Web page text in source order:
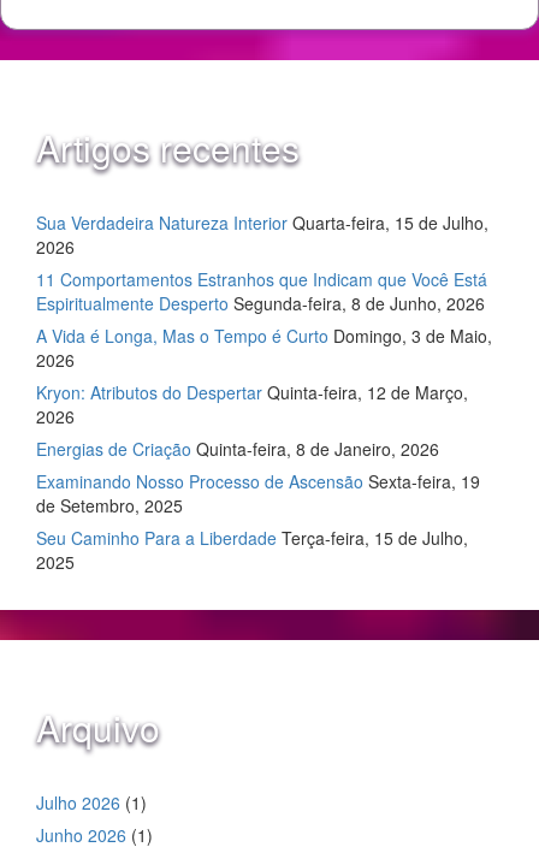
Artigos recentes
Sua Verdadeira Natureza Interior Quarta-feira, 15 de Julho,
2026
11 Comportamentos Estranhos que Indicam que Você Está
Espiritualmente Desperto Segunda-feira, 8 de Junho, 2026
A Vida é Longa, Mas o Tempo é Curto Domingo, 3 de Maio,
2026
Kryon: Atributos do Despertar Quinta-feira, 12 de Março,
2026
Energias de Criação Quinta-feira, 8 de Janeiro, 2026
Examinando Nosso Processo de Ascensão Sexta-feira, 19
de Setembro, 2025
Seu Caminho Para a Liberdade Terça-feira, 15 de Julho,
2025
Arquivo
Julho 2026 (1)
Junho 2026 (1)